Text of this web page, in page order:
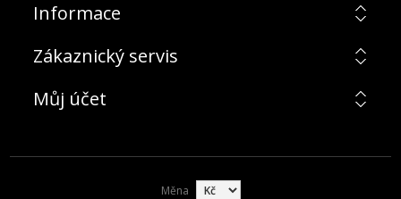
Informace
Zákaznický servis
Můj účet
Měna